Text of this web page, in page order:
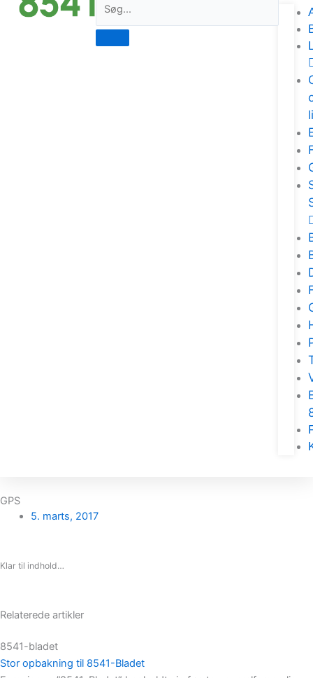
GPS
5. marts, 2017
Klar til indhold…
Relaterede artikler
8541-bladet
Stor opbakning til 8541-Bladet